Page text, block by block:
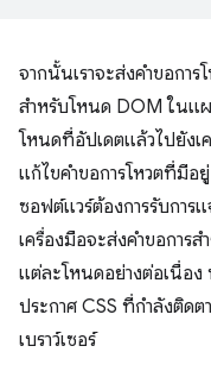
จากนั้นเราจะส่งคําขอกา
สําหรับโหนด DOM ในแผ
โหนดที่อัปเดตแล้วไปยัง
แก้ไขคําขอการโหวตที่มีอ
ซอฟต์แวร์ต้องการรับการ
เครื่องมือจะส่งคำขอการ
แต่ละโหนดอย่างต่อเนื่อ
ประกาศ CSS ที่กำลังติดต
เบราว์เซอร์